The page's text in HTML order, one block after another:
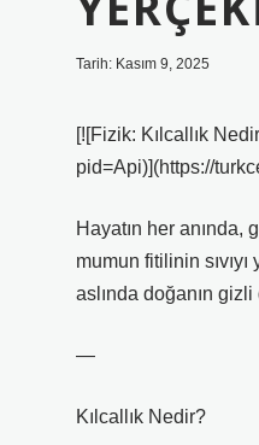
Tarih: Kasım 9, 2025
[![Fizik: Kılcallık
pid=Api)](https://
Hayatın her
mumun fitilinin
aslında doğanın
—
Kılcallık Nedir?